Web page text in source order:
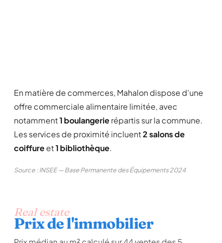
En matière de commerces, Mahalon dispose d'une
offre commerciale alimentaire limitée, avec
notamment1 boulangerierépartis sur la commune.
Les services de proximité incluent2 salons de
coiffureet1 bibliothèque.
Source : INSEE — Base Permanente des Équipements 2024
Real estate
Prix de l'immobilier